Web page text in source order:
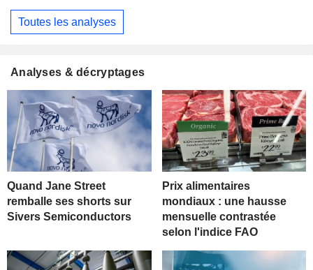
Toutes les analyses
Analyses & décryptages
Quand Jane Street
remballe ses shorts sur
Sivers Semiconductors
Prix alimentaires
mondiaux : une hausse
mensuelle contrastée
selon l'indice FAO